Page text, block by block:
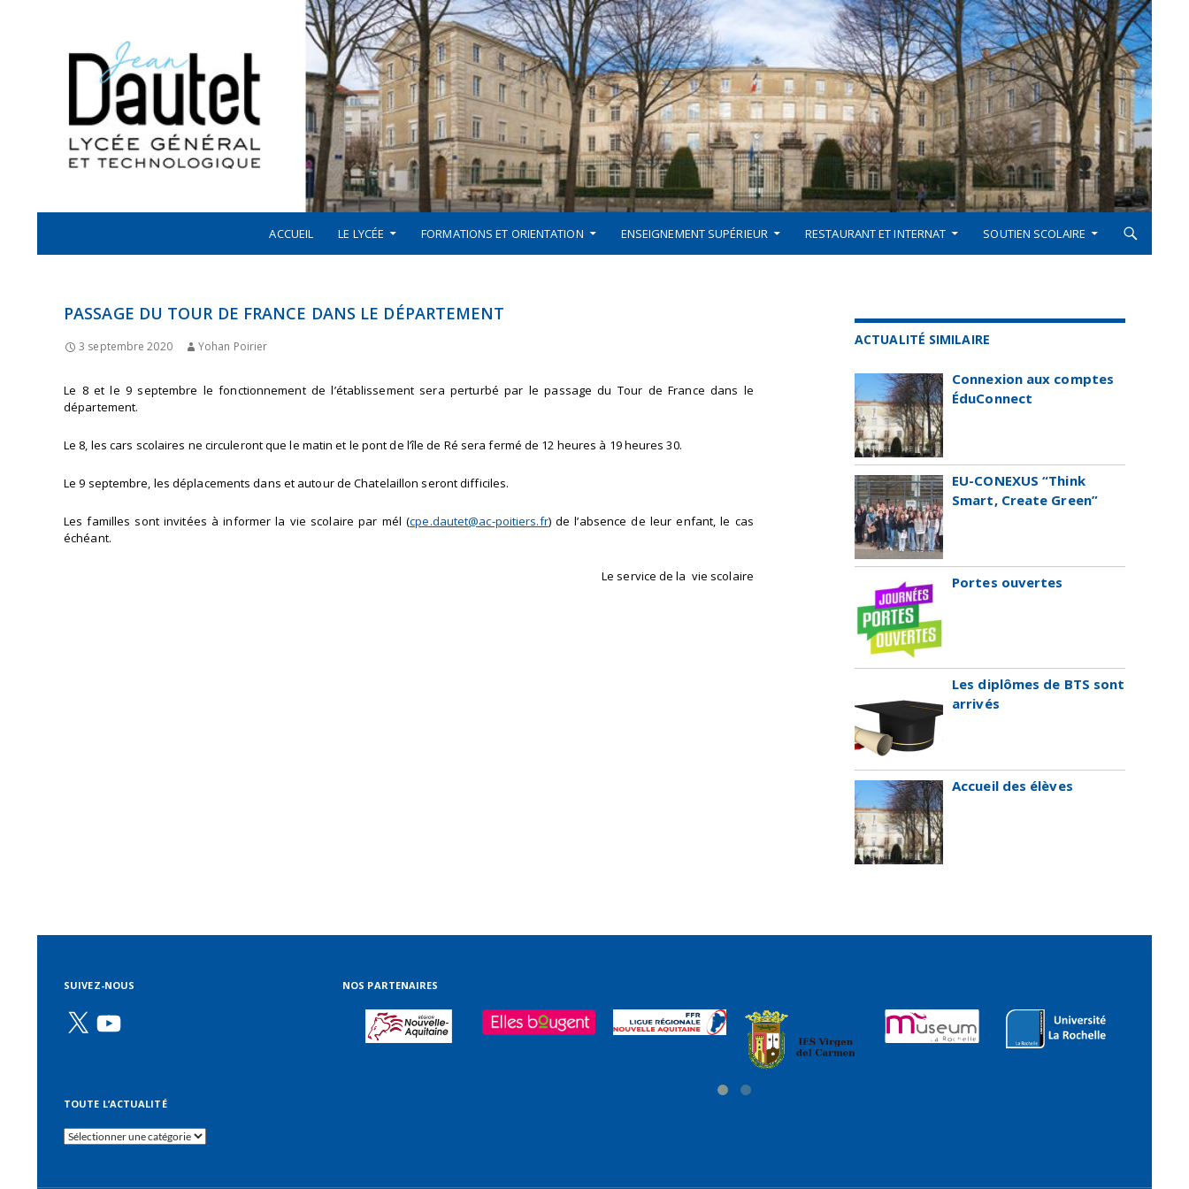
LYCÉE JEAN DAUTET À LA ROCHELLE
ACCUEIL LE LYCÉE FORMATIONS ET ORIENTATION ENSEIGNEMENT SUPÉRIEUR RESTAURANT ET INTERNAT SOUTIEN SCOLAIRE
PASSAGE DU TOUR DE FRANCE DANS LE DÉPARTEMENT
3 septembre 2020 Yohan Poirier
Le 8 et le 9 septembre le fonctionnement de l’établissement sera perturbé par le passage du Tour de France dans le
département.
Le 8, les cars scolaires ne circuleront que le matin et le pont de l’île de Ré sera fermé de 12 heures à 19 heures 30.
Le 9 septembre, les déplacements dans et autour de Chatelaillon seront difficiles.
Les familles sont invitées à informer la vie scolaire par mél (cpe.dautet@ac-poitiers.fr) de l’absence de leur enfant, le cas
échéant.
Le service de la vie scolaire
ACTUALITÉ SIMILAIRE
Connexion aux comptes
ÉduConnect
EU-CONEXUS “Think
Smart, Create Green”
Portes ouvertes
Les diplômes de BTS sont
arrivés
Accueil des élèves
SUIVEZ-NOUS
X YouTube
NOS PARTENAIRES
TOUTE L’ACTUALITÉ
Toute